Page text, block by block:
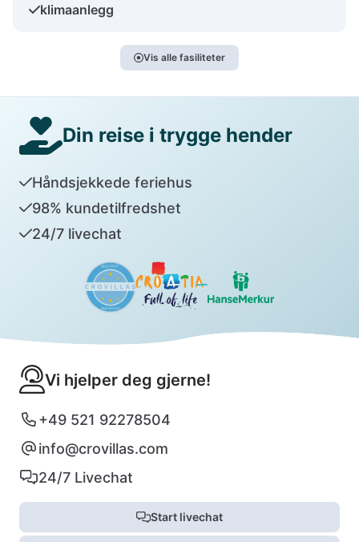
klimaanlegg
Vis alle fasiliteter
Din reise i trygge hender
Håndsjekkede feriehus
98% kundetilfredshet
24/7 livechat
Vi hjelper deg gjerne!
+49 521 92278504
info@crovillas.com
24/7 Livechat
Start livechat